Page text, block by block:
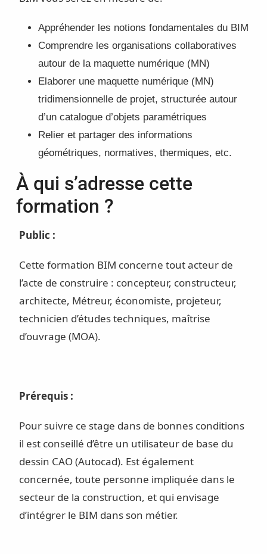
Appréhender les notions fondamentales du BIM
Comprendre les organisations collaboratives
autour de la maquette numérique (MN)
Elaborer une maquette numérique (MN)
tridimensionnelle de projet, structurée autour
d’un catalogue d’objets paramétriques
Relier et partager des informations
géométriques, normatives, thermiques, etc.
À qui s’adresse cette
formation ?
Public :
Cette formation BIM concerne tout acteur de
l’acte de construire : concepteur, constructeur,
architecte, Métreur, économiste, projeteur,
technicien d’études techniques, maîtrise
d’ouvrage (MOA).
Prérequis :
Pour suivre ce stage dans de bonnes conditions
il est conseillé d’être un utilisateur de base du
dessin CAO (Autocad). Est également
concernée, toute personne impliquée dans le
secteur de la construction, et qui envisage
d’intégrer le BIM dans son métier.